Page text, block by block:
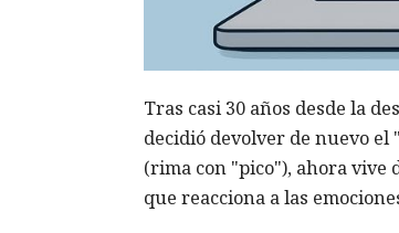
Tras casi 30 años desde la
decidió devolver de nuevo
(rima con "pico"), ahora vive
que reacciona a las